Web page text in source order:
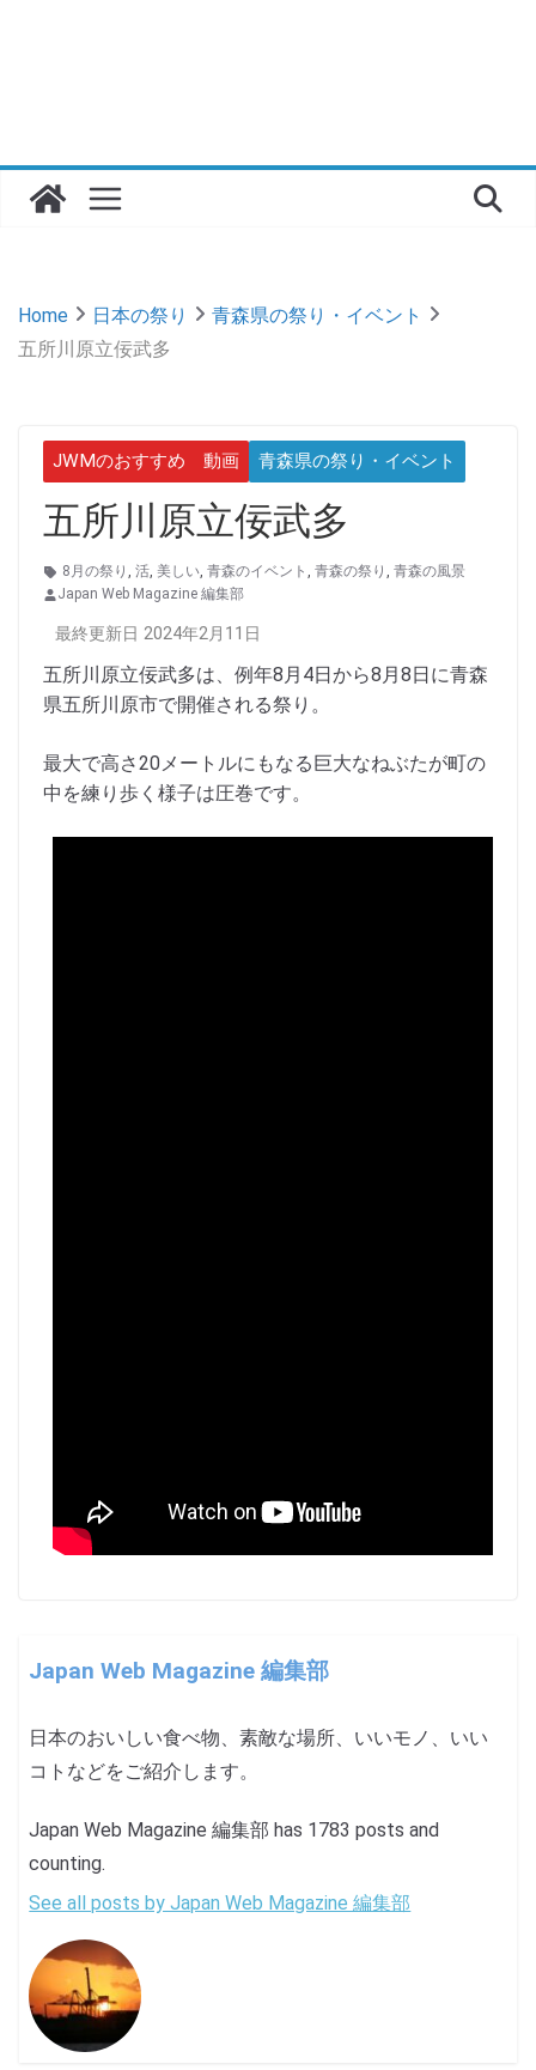
Home 日本の祭り
青森県の祭り・イベント
五所川原立佞武多
JWMのおすすめ 動画 青森県の祭り・イベント
五所川原立佞武多
8月の祭り , 活, 美しい, 青森のイベント , 青森の祭り , 青森の風景
Japan Web Magazine 編集部
最終更新日 2024年2月11日
五所川原立佞武多は、例年8月4日から8月8日に青森
県五所川原市で開催される祭り。
最大で高さ20メートルにもなる巨大なねぶたが町の
中を練り歩く様子は圧巻です。
Japan Web Magazine 編集部
日本のおいしい食べ物、素敵な場所、いいモノ、いい
コトなどをご紹介します。
Japan Web Magazine 編集部 has 1783 posts and
counting.
See all posts by Japan Web Magazine 編集部